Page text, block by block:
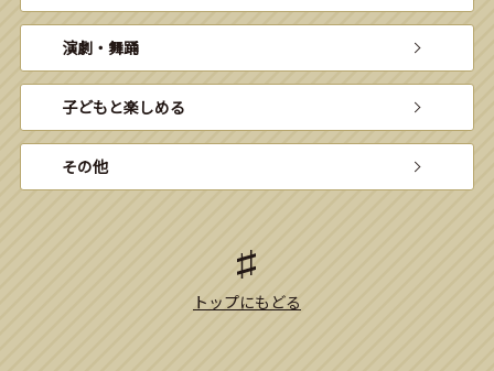
演劇・舞踊
子どもと楽しめる
その他
トップにもどる